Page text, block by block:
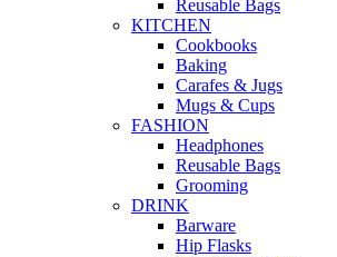
Reusable Bags
KITCHEN
Cookbooks
Baking
Carafes & Jugs
Mugs & Cups
FASHION
Headphones
Reusable Bags
Grooming
DRINK
Barware
Hip Flasks